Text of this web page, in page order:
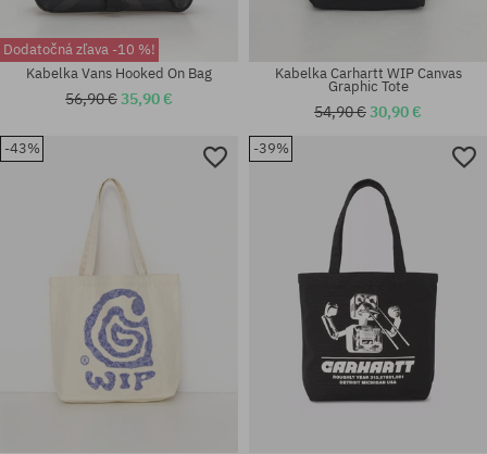
univerzálna veľkosť univerzálna veľkosť
Dodatočná zľava -10 %!
Kabelka Vans Hooked On Bag
56,90 €35,90 €
Kabelka Carhartt WIP Canvas
Graphic Tote
54,90 €30,90 €
-43% -39%